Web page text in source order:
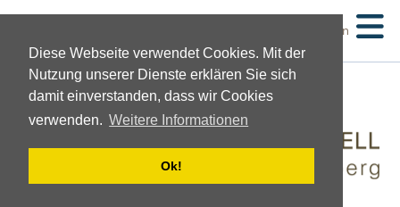
Diese Webseite verwendet Cookies. Mit der
Nutzung unserer Dienste erklären Sie sich
damit einverstanden, dass wir Cookies
verwenden. Weitere Informationen
Ok!
Suchen